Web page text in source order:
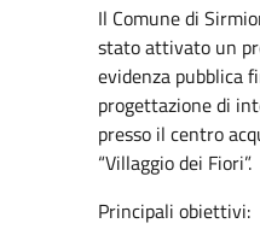
Il Comune di
stato attivato un
evidenza pubblica
progettazione di
presso il centro
“Villaggio dei Fiori”.
Principali obiettivi: